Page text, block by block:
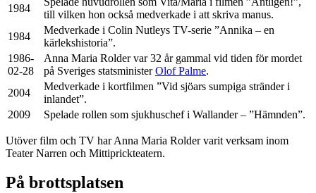
1984
till vilken hon också medverkade i att skriva manus.
1984
Medverkade i Colin Nutleys TV-serie ”Annika – en
kärlekshistoria”.
1986-
02-28
Anna Maria Rolder var 32 år gammal vid tiden för mordet
på Sveriges statsministerOlof Palme.
2004
Medverkade i kortfilmen ”Vid sjöars sumpiga stränder i
inlandet”.
2009
Spelade rollen som sjukhuschef i Wallander – ”Hämnden”.
Utöver film och TV har Anna Maria Rolder varit verksam inom
Teater Narren och Mittiprickteatern.
På brottsplatsen